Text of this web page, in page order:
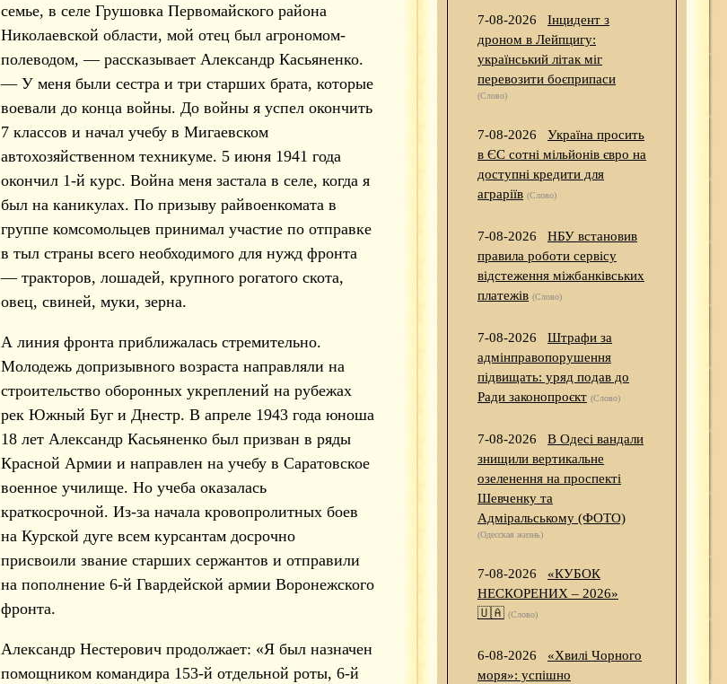
семье, в селе Грушовка Первомайского района
Николаевской области, мой отец был агрономом-
полеводом, — рассказывает Александр Касьяненко.
— У меня были сестра и три старших брата, которые
воевали до конца войны. До войны я успел окончить
7 классов и начал учебу в Мигаевском
автохозяйственном техникуме. 5 июня 1941 года
окончил 1-й курс. Война меня застала в селе, когда я
был на каникулах. По призыву райвоенкомата в
группе комсомольцев принимал участие по отправке
в тыл страны всего необходимого для нужд фронта
— тракторов, лошадей, крупного рогатого скота,
овец, свиней, муки, зерна.
А линия фронта приближалась стремительно.
Молодежь допризывного возраста направляли на
строительство оборонных укреплений на рубежах
рек Южный Буг и Днестр. В апреле 1943 года юноша
18 лет Александр Касьяненко был призван в ряды
Красной Армии и направлен на учебу в Саратовское
военное училище. Но учеба оказалась
краткосрочной. Из-за начала кровопролитных боев
на Курской дуге всем курсантам досрочно
присвоили звание старших сержантов и отправили
на пополнение 6-й Гвардейской армии Воронежского
фронта.
Александр Нестерович продолжает: «Я был назначен
помощником командира 153-й отдельной роты, 6-й
7-08-2026
Інцидент з
дроном в Лейпцигу:
український літак міг
перевозити боєприпаси
(Слово)
7-08-2026
Україна просить
в ЄС сотні мільйонів євро на
доступні кредити для
аграріїв (Слово)
7-08-2026
НБУ встановив
правила роботи сервісу
відстеження міжбанківських
платежів (Слово)
7-08-2026
Штрафи за
адмінправопорушення
підвищать: уряд подав до
Ради законопроєкт (Слово)
7-08-2026
В Одесі вандали
знищили вертикальне
озеленення на проспекті
Шевченку та
Адміральському (ФОТО)
(Одесская жизнь)
7-08-2026
«КУБОК
НЕСКОРЕНИХ – 2026»
🇺🇦 (Слово)
6-08-2026
«Хвилі Чорного
моря»: успішно